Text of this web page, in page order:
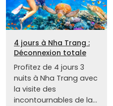
4 jours à Nha Trang :
Déconnexion totale
Profitez de 4 jours 3
nuits à Nha Trang avec
la visite des
incontournables de la...